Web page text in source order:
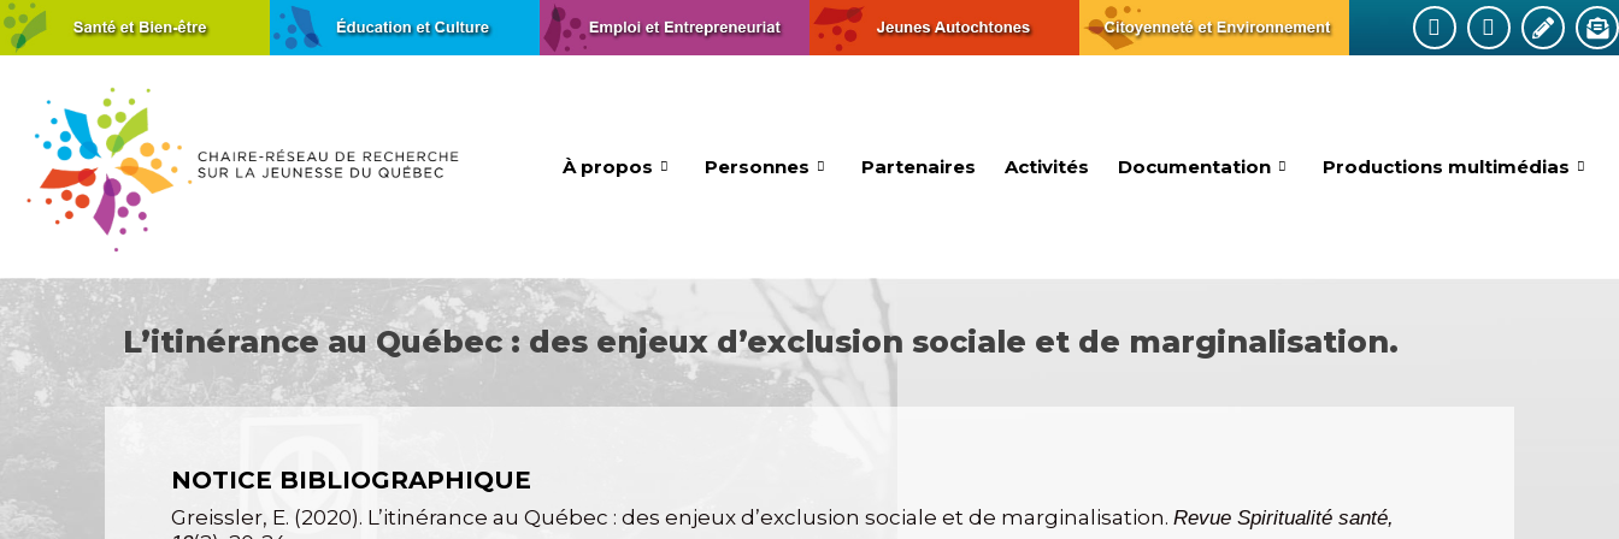
À propos Personnes Partenaires Activités Documentation Productions multimédias
L’itinérance au Québec : des enjeux d’exclusion sociale et de marginalisation.
NOTICE BIBLIOGRAPHIQUE
Greissler, E. (2020). L’itinérance au Québec : des enjeux d’exclusion sociale et de marginalisation. Revue Spiritualité santé,